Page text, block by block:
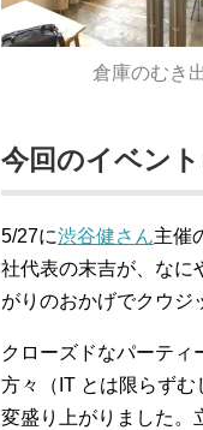
倉庫のむき
今回のイベン
5/27に渋谷健さん主催
社代表の末吉が、なに
がりのおかげでクウジ
クローズドなパーティ
方々（IT とは限らず
変盛り上がりました。